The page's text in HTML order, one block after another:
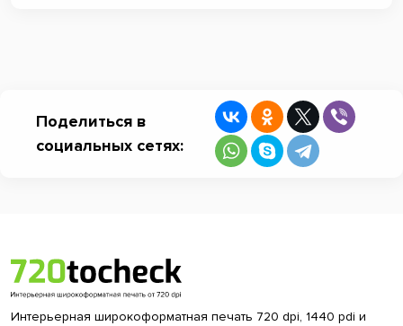
Поделиться в
социальных сетях:
Интерьерная широкоформатная печать 720 dpi, 1440 pdi и